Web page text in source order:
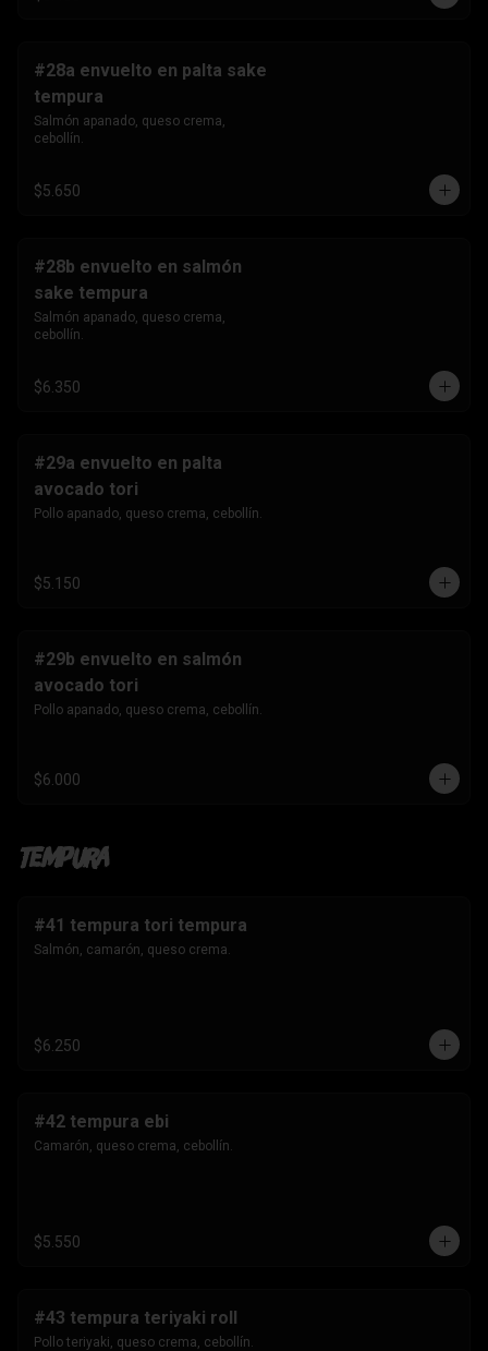
#28a envuelto en palta sake
tempura
Salmón apanado, queso crema,
cebollín.
$5.650
#28b envuelto en salmón
sake tempura
Salmón apanado, queso crema,
cebollín.
$6.350
#29a envuelto en palta
avocado tori
Pollo apanado, queso crema, cebollín.
$5.150
#29b envuelto en salmón
avocado tori
Pollo apanado, queso crema, cebollín.
$6.000
Tempura
#41 tempura tori tempura
Salmón, camarón, queso crema.
$6.250
#42 tempura ebi
Camarón, queso crema, cebollín.
$5.550
#43 tempura teriyaki roll
Pollo teriyaki, queso crema, cebollín.